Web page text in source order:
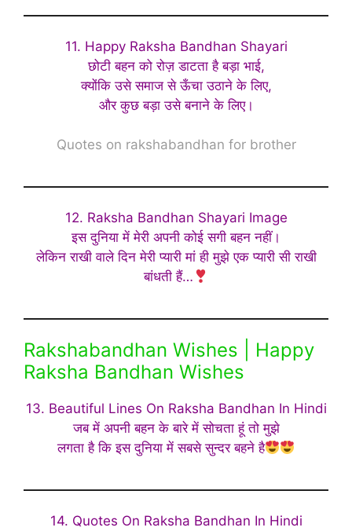
11. Happy Raksha Bandhan Shayari
छोटी बहन को रोज़ डाटता है बड़ा भाई,
क्योंकि उसे समाज से ऊँचा उठाने के लिए,
और कुछ बड़ा उसे बनाने के लिए।
Quotes on rakshabandhan for brother
12. Raksha Bandhan Shayari Image
इस दुनिया में मेरी अपनी कोई सगी बहन नहीं।
लेकिन राखी वाले दिन मेरी प्यारी मां ही मुझे एक प्यारी सी राखी
बांधती हैं…
Rakshabandhan Wishes | Happy
Raksha Bandhan Wishes
13. Beautiful Lines On Raksha Bandhan In Hindi
जब में अपनी बहन के बारे में सोचता हूं तो मुझे
लगता है कि इस दुनिया में सबसे सुन्दर बहने है
14. Quotes On Raksha Bandhan In Hindi